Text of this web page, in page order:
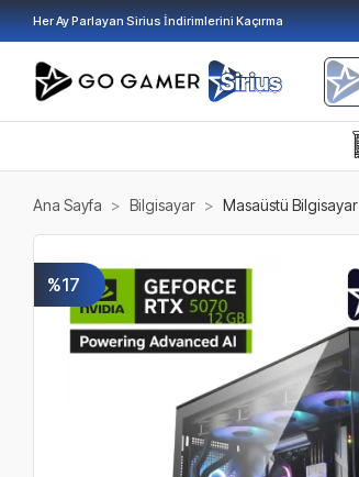
Her Ay Parlayan Sirius İndirimlerini Kaçırma
Ana Sayfa Bilgisayar Masaüstü Bilgisayar
%17